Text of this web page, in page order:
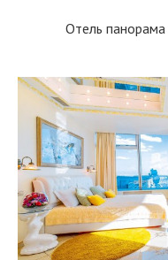
Отель